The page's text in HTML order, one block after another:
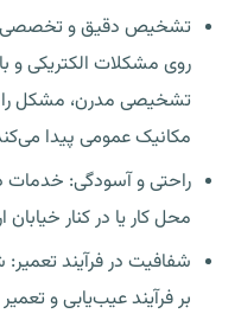
تشخیص دقیق و تخصصی:
روی مشکلات الکتریکی و
تشخیصی مدرن، مشکل را
مکانیک عمومی پیدا
راحتی و آسودگی: خدمات
محل کار یا در کنار
شفافیت در فرآیند
بر فرآیند عیب‌یابی و